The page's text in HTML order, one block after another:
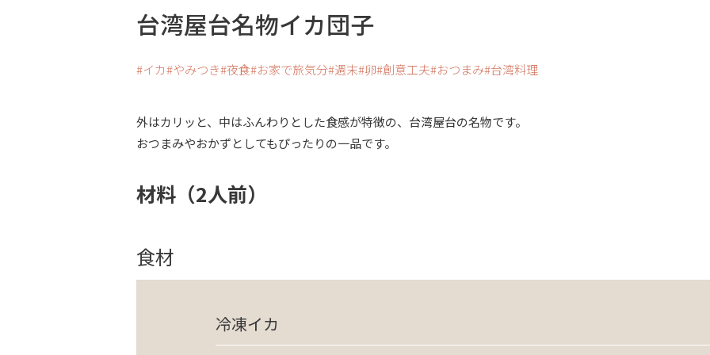
台湾屋台名物イカ団子
イカ やみつき 夜食 お家で旅気分 週末 卵 創意工夫 おつまみ 台湾料理
外はカリッと、中はふんわりとした食感が特徴の、台湾屋台の名物です。
おつまみやおかずとしてもぴったりの一品です。
材料（2人前）
食材
冷凍イカ